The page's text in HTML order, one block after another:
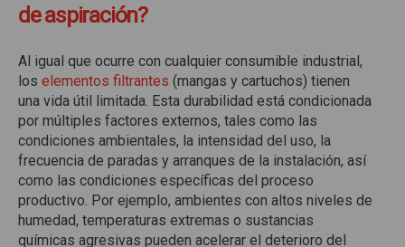
de aspiración?
Al igual que ocurre con cualquier consumible industrial,
los elementos filtrantes (mangas y cartuchos) tienen
una vida útil limitada. Esta durabilidad está condicionada
por múltiples factores externos, tales como las
condiciones ambientales, la intensidad del uso, la
frecuencia de paradas y arranques de la instalación, así
como las condiciones específicas del proceso
productivo. Por ejemplo, ambientes con altos niveles de
humedad, temperaturas extremas o sustancias
químicas agresivas pueden acelerar el deterioro del